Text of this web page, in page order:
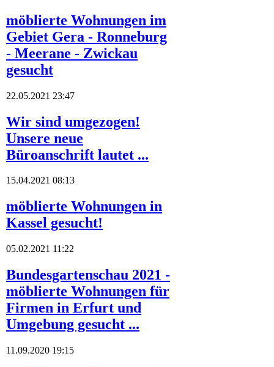
möblierte Wohnungen im
Gebiet Gera - Ronneburg
- Meerane - Zwickau
gesucht
22.05.2021 23:47
Wir sind umgezogen!
Unsere neue
Büroanschrift lautet ...
15.04.2021 08:13
möblierte Wohnungen in
Kassel gesucht!
05.02.2021 11:22
Bundesgartenschau 2021 -
möblierte Wohnungen für
Firmen in Erfurt und
Umgebung gesucht ...
11.09.2020 19:15